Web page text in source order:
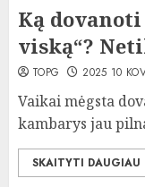
Ką
viską“?
TOPG 2025 10
Vaikai mėgsta
kambarys jau
SKAITYTI DAUGIAU